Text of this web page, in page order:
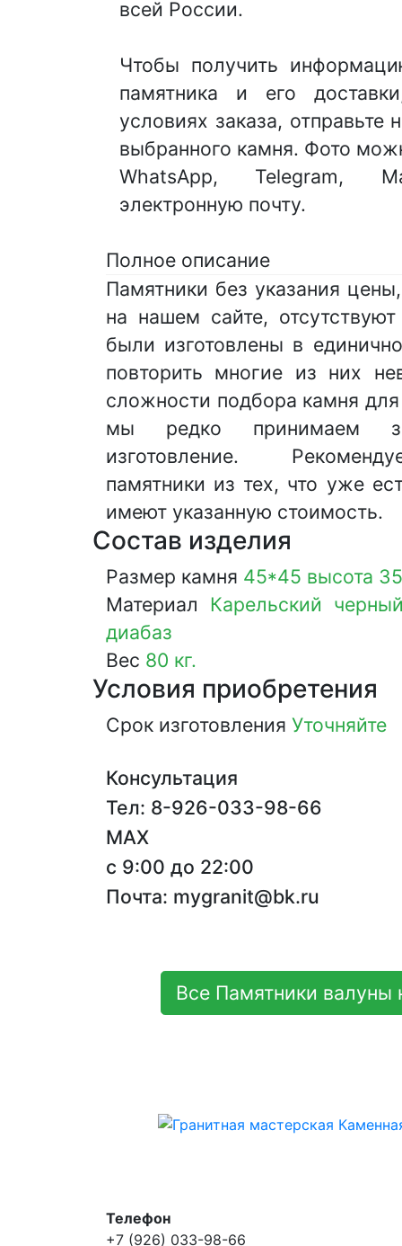
всей России.
Чтобы получить
памятника и его
условиях заказа, отправьте
выбранного камня. Фото
WhatsApp, Telegram,
электронную почту.
Полное описание
Памятники без указания
на нашем сайте,
были изготовлены в
повторить многие из них
сложности подбора камня
мы редко принимаем
изготовление.
памятники из тех, что уже
имеют указанную стоимость.
Состав изделия
Размер камня 45*45 высота
Материал
Карельский
диабаз
Вес 80 кг.
Условия приобретения
Срок изготовления Уточняйте
Консультация
Тел: 8-926-033-98-66
MAX
с 9:00 до 22:00
Почта: mygranit@bk.ru
Все Памятники валуны
Телефон
+7 (926) 033-98-66